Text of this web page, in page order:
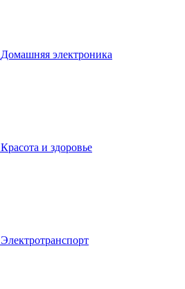
Домашняя электроника
Красота и здоровье
Электротранспорт